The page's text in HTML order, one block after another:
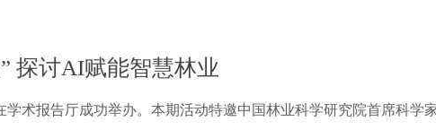
探讨AI赋能智慧林业
术报告厅成功举办。本期活动特邀中国林业科学研究院首席科学